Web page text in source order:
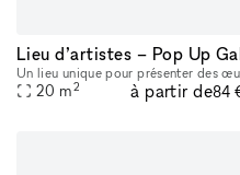
20 m2 à partir de84